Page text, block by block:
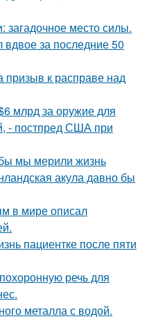
загадочное место силы.
вдвое за последние 50
призыв к расправе над
млрд за оружие для
- постпред США при
мы мерили жизнь
акула давно бы
в мире описал
пациентке после пяти
речь для
металла с водой.